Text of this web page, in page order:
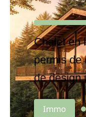
Chalet en
permis de
de design
Immo